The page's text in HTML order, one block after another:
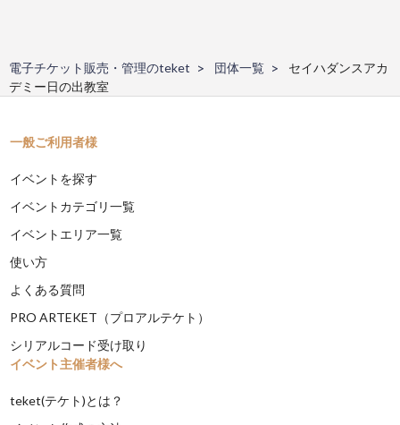
電子チケット販売・管理のteket 団体一覧
セイハダンスアカ
デミー日の出教室
一般ご利用者様
イベントを探す
イベントカテゴリ一覧
イベントエリア一覧
使い方
よくある質問
PRO ARTEKET（プロアルテケト）
シリアルコード受け取り
イベント主催者様へ
teket(テケト)とは？